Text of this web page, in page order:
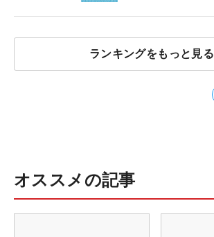
ランキングをもっと見る
オススメの記事